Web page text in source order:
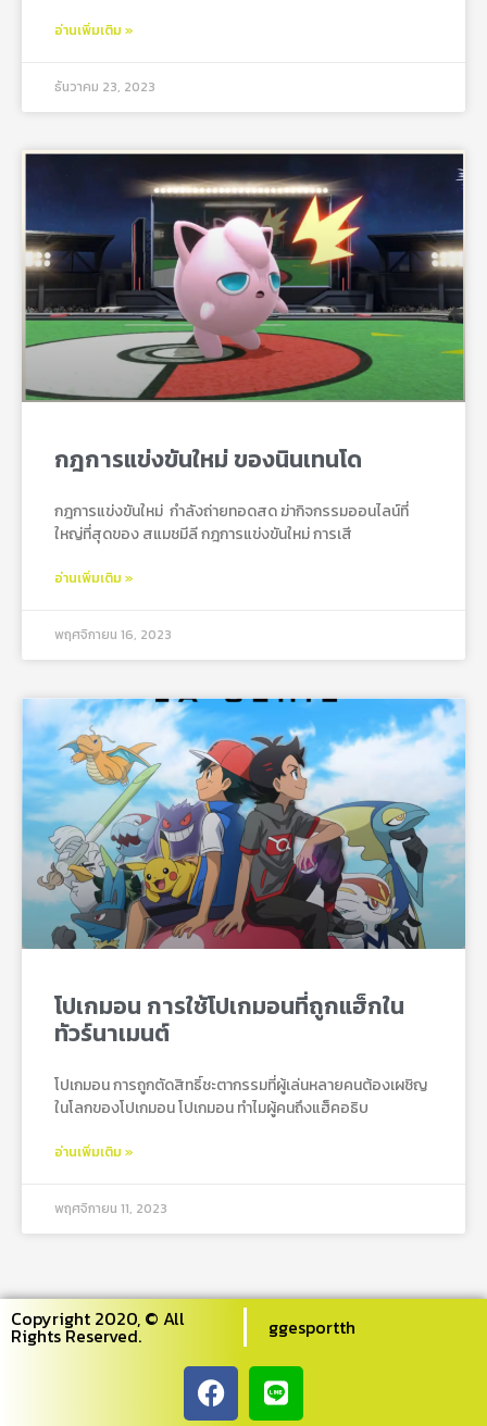
อ่านเพิ่มเติม »
ธันวาคม 23, 2023
กฎการแข่งขันใหม่ ของนินเทนโด
กฎการแข่งขันใหม่ กําลังถ่ายทอดสด ฆ่ากิจกรรมออนไลน์ที่
ใหญ่ที่สุดของ สแมชมีลี กฎการแข่งขันใหม่ การเสี
อ่านเพิ่มเติม »
พฤศจิกายน 16, 2023
โปเกมอน การใช้โปเกมอนที่ถูกแฮ็กใน
ทัวร์นาเมนต์
โปเกมอน การถูกตัดสิทธิ์ชะตากรรมที่ผู้เล่นหลายคนต้องเผชิญ
ในโลกของโปเกมอน โปเกมอน ทำไมผู้คนถึงแฮ็คอธิบ
อ่านเพิ่มเติม »
พฤศจิกายน 11, 2023
Copyright 2020, © All
Rights Reserved. ggesportth